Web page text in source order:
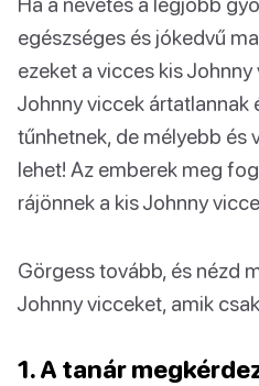
egészséges és jókedvű
ezeket a vicces kis
Johnny viccek ártatlannak
tűnhetnek, de mélyebb és
lehet! Az emberek meg
rájönnek a kis Johnny
Görgess tovább, és nézd
Johnny vicceket, amik
1. A tanár